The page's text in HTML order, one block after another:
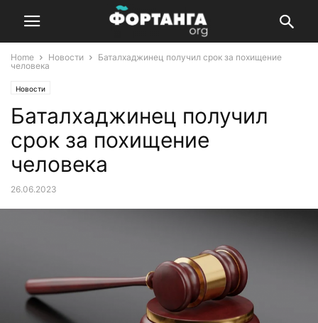
Home Новости
Баталхаджинец получил срок за похищение
человека
Новости
Баталхаджинец получил
срок за похищение
человека
26.06.2023